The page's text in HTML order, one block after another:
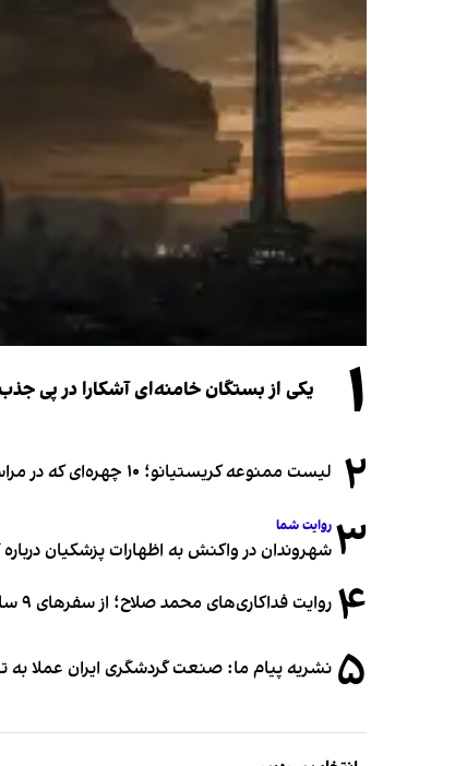
۱ یکی از بستگان خامنه‌ای آشکارا در پی
۲ لیست ممنوعه کریستیانو؛ ۱۰ چهره‌ای که در مراسم عروسی رونالدو و جورجینا جایی ندارند
۳ روایت شما
شهروندان در واکنش به اظهارات پزشکیان درباره
۴ روایت فداکاری‌های محمد صلاح؛ از سفرهای ۹ ساعته تا خوابیدن زیر آسمان قاهره
۵ نشریه پیام ما: صنعت گردشگری ایران عملا